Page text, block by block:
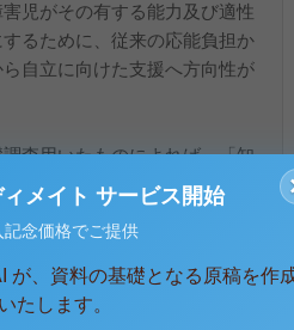
児がその有する能力及び適性
るために、従来の応能負担か
自立に向けた支援へ方向性が
査用いたものによれば、「知
に支障が生じているため、な
能の障害とは、標準化
設
メイト サービス開始
記念価格でご提供
が、資料の基礎となる原稿を作
いたします。